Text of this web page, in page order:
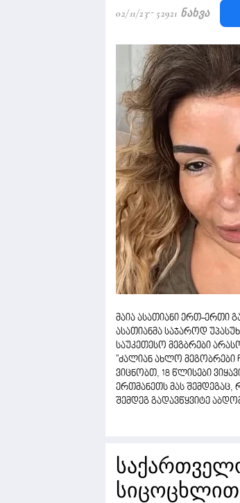
02/11/23 52921 Ნახვა
მაია ასათიანი ერთ-ერთი
ასათიანმა საჯაროდ
საუკეთესო მეგბრები
''ძალიან ახლო მეგობრები
ვიცნობთ, 18 წლისები
ერთმანეთს მას შემდეგაც,
შემდეგ გადავწყვიტე
სიცოცხლით